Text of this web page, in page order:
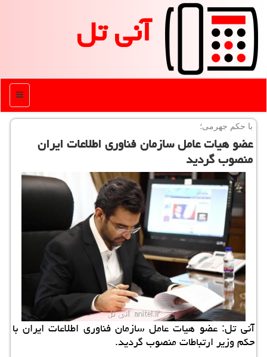
آنی تل
منو
با حكم جهرمی؛
عضو هیات عامل سازمان فناوری اطلاعات ایران
منصوب گردید
آنی تل: عضو هیات عامل سازمان فناوری اطلاعات ایران با
حكم وزیر ارتباطات منصوب گردید.